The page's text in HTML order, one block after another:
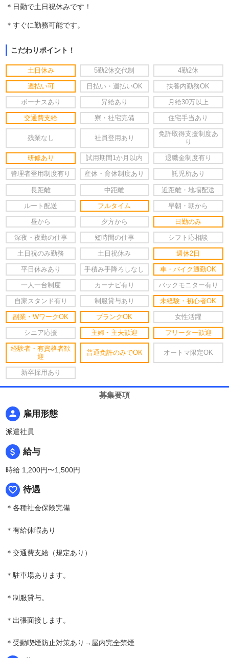
＊日勤で土日祝休みです！
＊すぐに勤務可能です。
こだわりポイント！
土日休み 5勤2休交代制 4勤2休
週払い可 日払い・週払いOK 扶養内勤務OK
ボーナスあり 昇給あり 月給30万以上
交通費支給 寮・社宅完備 住宅手当あり
残業なし 社員登用あり
免許取得支援制度あ
り
研修あり 試用期間1か月以内 退職金制度有り
管理者登用制度有り 産休・育休制度あり 託児所あり
長距離 中距離 近距離・地場配送
ルート配送 フルタイム 早朝・朝から
昼から 夕方から 日勤のみ
深夜・夜勤の仕事 短時間の仕事 シフト応相談
土日祝のみ勤務 土日祝休み 週休2日
平日休みあり 手積み手降ろしなし 車・バイク通勤OK
一人一台制度 カーナビ有り バックモニター有り
自家スタンド有り 制服貸与あり 未経験・初心者OK
副業・WワークOK ブランクOK 女性活躍
シニア応援 主婦・主夫歓迎 フリーター歓迎
経験者・有資格者歓
迎
普通免許のみでOK オートマ限定OK
新卒採用あり
募集要項
person 雇用形態
派遣社員
attach_money 給与
時給 1,200円〜1,500円
favorite_border 待遇
＊各種社会保険完備
＊有給休暇あり
＊交通費支給（規定あり）
＊駐車場あります。
＊制服貸与。
＊出張面接します。
＊受動喫煙防止対策あり→屋内完全禁煙